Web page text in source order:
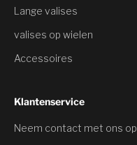
Lange valises
valises op wielen
Accessoires
Klantenservice
Neem contact met ons op